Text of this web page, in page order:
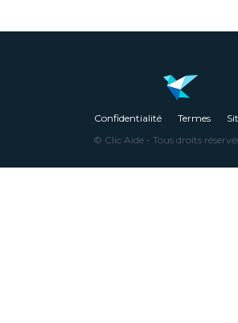
Confidentialité Termes
© Clic Aide - Tous droits